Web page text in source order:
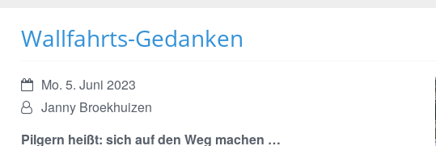
Wallfahrts-Gedanken
Datum:Mo. 5. Juni 2023
Von:Janny Broekhuizen
Pilgern heißt: sich auf den Weg machen …